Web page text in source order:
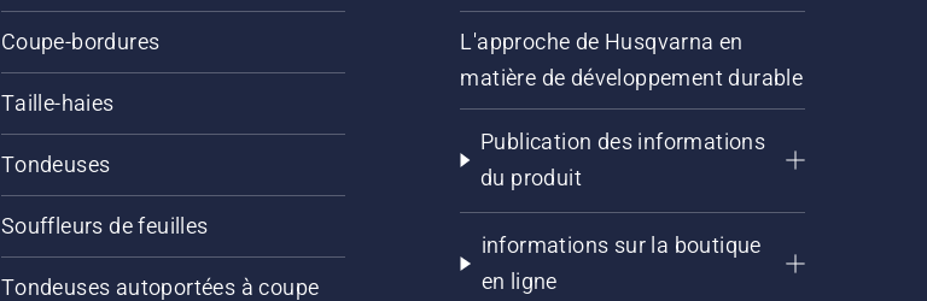
Coupe-bordures
Taille-haies
Tondeuses
Souffleurs de feuilles
Tondeuses autoportées à coupe
L'approche de Husqvarna en
matière de développement durable
Publication des informations
du produit
informations sur la boutique
en ligne